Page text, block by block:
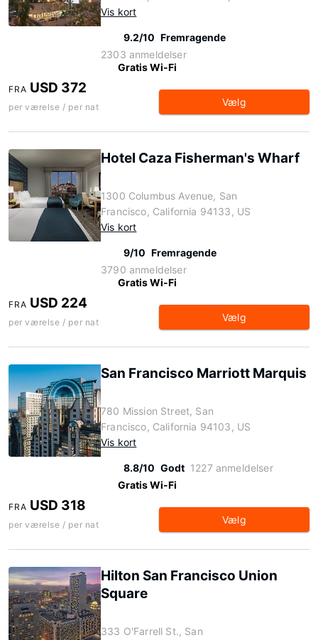
Vis kort
9.2/10 Fremragende
2303 anmeldelser
Gratis Wi-Fi
FRA USD 372
per værelse / per nat Vælg
Hotel Caza Fisherman's Wharf
1300 Columbus Avenue, San
Francisco, California 94133, US
Vis kort
9/10 Fremragende
3790 anmeldelser
Gratis Wi-Fi
FRA USD 224
per værelse / per nat Vælg
San Francisco Marriott Marquis
780 Mission Street, San
Francisco, California 94103, US
Vis kort
8.8/10 Godt 1227 anmeldelser
Gratis Wi-Fi
FRA USD 318
per værelse / per nat Vælg
Hilton San Francisco Union
Square
333 O'Farrell St., San